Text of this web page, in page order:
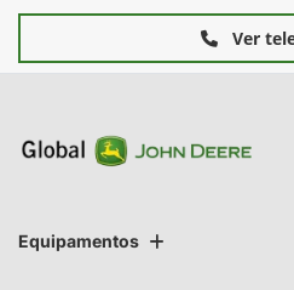
Ver
Equipamentos